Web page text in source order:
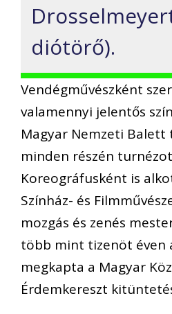
diótörő).
Vendégművészként
valamennyi jelentős
Magyar Nemzeti Balett
minden részén
Koreográfusként is
Színház- és
mozgás és zenés
több mint tizenöt éven
megkapta a Magyar
Érdemkereszt